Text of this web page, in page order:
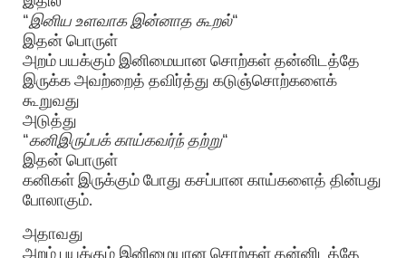
“இனிய உளவாக இன்னாத கூறல்“
இதன் பொருள்
அறம் பயக்கும் இனிமையான சொற்கள் தன்னிடத்தே
இருக்க அவற்றைத் தவிர்த்து கடுஞ்சொற்களைக்
கூறுவது
அடுத்து
“கனிஇருப்பக் காய்கவர்ந் தற்று“
இதன் பொருள்
கனிகள் இருக்கும் போது கசப்பான காய்களைத் தின்பது
போலாகும்.
அதாவது
அறம் பயக்கும் இனிமையான சொற்கள் தன்னிடத்தே